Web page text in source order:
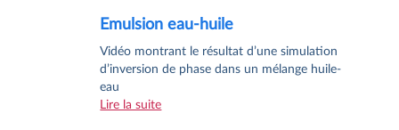
Emulsion eau-huile
Vidéo montrant le résultat d’une simulation
d’inversion de phase dans un mélange huile-
eau
Lire la suite